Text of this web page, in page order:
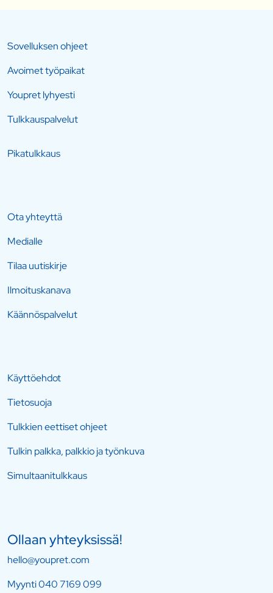
Sovelluksen ohjeet
Avoimet työpaikat
Youpret lyhyesti
Tulkkauspalvelut
Pikatulkkaus
Ota yhteyttä
Medialle
Tilaa uutiskirje
Ilmoituskanava
Käännöspalvelut
Käyttöehdot
Tietosuoja
Tulkkien eettiset ohjeet
Tulkin palkka, palkkio ja työnkuva
Simultaanitulkkaus
Ollaan yhteyksissä!
hello@youpret.com
Myynti040 7169 099